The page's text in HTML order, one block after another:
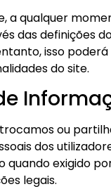
a qualquer
das definições
isso
do site.
ou
dos
quando exigido
legais.